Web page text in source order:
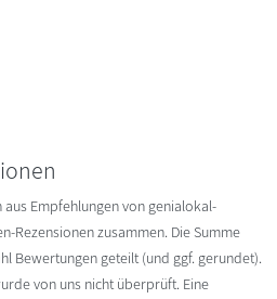
aus Empfehlungen von genialokal-
Rezensionen zusammen. Die Summe
Bewertungen geteilt (und ggf. gerundet).
von uns nicht überprüft. Eine